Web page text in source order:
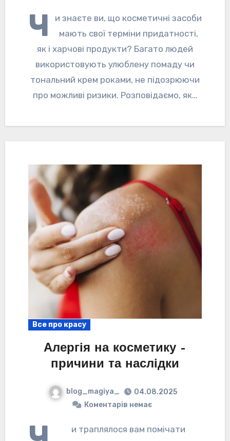
Ч
и знаєте ви, що косметичні засоби
мають свої терміни придатності,
як і харчові продукти? Багато людей
використовують улюблену помаду чи
тональний крем роками, не підозрюючи
про можливі ризики. Розповідаємо, як…
Все про красу
Алергія на косметику –
причини та наслідки
blog_magiya_
04.08.2025
Коментарів немає
и траплялося вам помічати